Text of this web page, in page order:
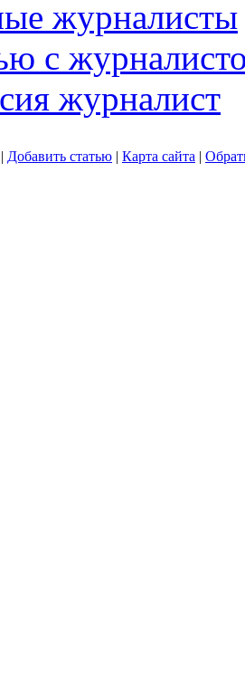
журналисты
с
журналист
| Добавить статью | Карта сайта |